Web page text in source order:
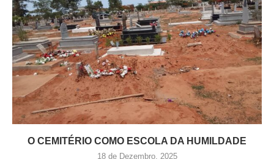
O CEMITÉRIO COMO ESCOLA DA HUMILDADE
18 de Dezembro, 2025